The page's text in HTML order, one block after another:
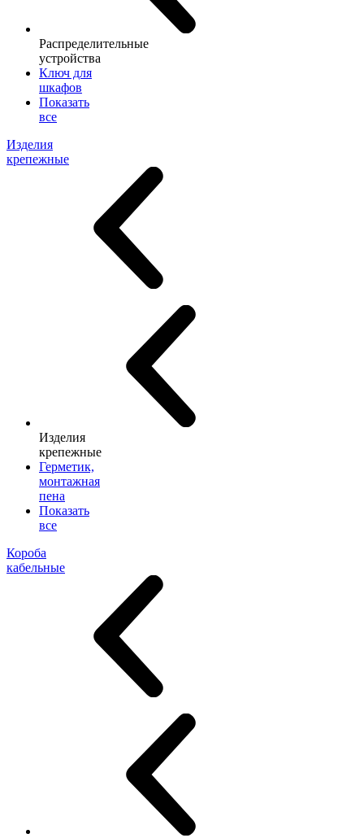
Распределительные
устройства
Ключ для
шкафов
Показать
все
Изделия
крепежные
Изделия
крепежные
Герметик,
монтажная
пена
Показать
все
Короба
кабельные